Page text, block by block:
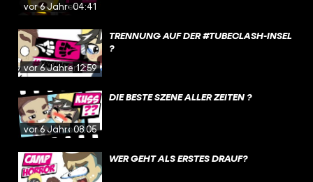
vor 6 Jahren04:41
vor 6 Jahren12:59
TRENNUNG AUF DER #TUBECLASH-INSEL
?
vor 6 Jahren08:05
DIE BESTE SZENE ALLER ZEITEN ?
WER GEHT ALS ERSTES DRAUF?